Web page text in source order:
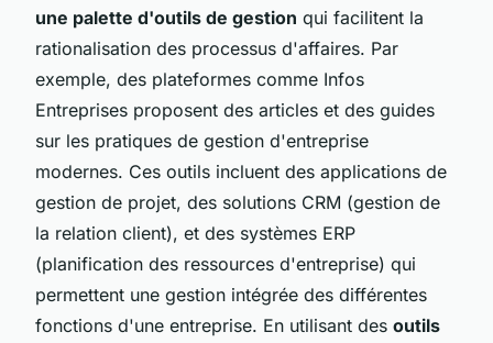
une palette d'outils de gestion qui facilitent la
rationalisation des processus d'affaires. Par
exemple, des plateformes comme Infos
Entreprises proposent des articles et des guides
sur les pratiques de gestion d'entreprise
modernes. Ces outils incluent des applications de
gestion de projet, des solutions CRM (gestion de
la relation client), et des systèmes ERP
(planification des ressources d'entreprise) qui
permettent une gestion intégrée des différentes
fonctions d'une entreprise. En utilisant des outils